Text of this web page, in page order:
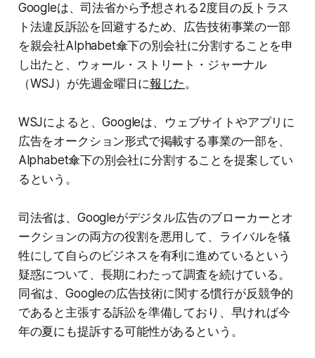
Googleは、司法省から予想される2度目の反トラス
ト法違反訴訟を回避するため、広告技術事業の一部
を親会社Alphabet傘下の別会社に分割することを申
し出たと、ウォール・ストリート・ジャーナル
（WSJ）が先週金曜日に報じた。
WSJによると、Googleは、ウェブサイトやアプリに
広告をオークション形式で掲載する事業の一部を、
Alphabet傘下の別会社に分割することを提案してい
るという。
司法省は、Googleがデジタル広告のブローカーとオ
ークションの両方の役割を悪用して、ライバルを犠
牲にして自らのビジネスを有利に進めているという
疑惑について、長期にわたって調査を続けている。
同省は、Googleの広告技術に関する慣行が反競争的
であると主張する訴訟を準備しており、早ければ今
年の夏にも提訴する可能性があるという。